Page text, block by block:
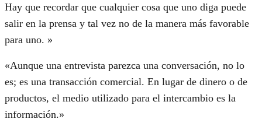
Hay que recordar que cualquier cosa que uno diga puede
salir en la prensa y tal vez no de la manera más favorable
para uno. »
«Aunque una entrevista parezca una conversación, no lo
es; es una transacción comercial. En lugar de dinero o de
productos, el medio utilizado para el intercambio es la
información.»